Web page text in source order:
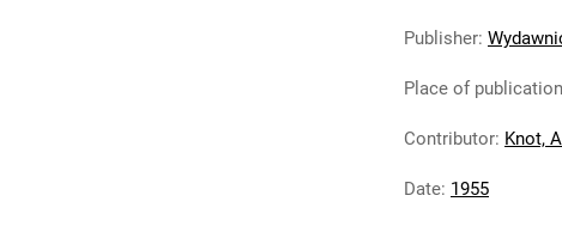
Publisher:
Place of publication
Contributor: Knot,
Date: 1955